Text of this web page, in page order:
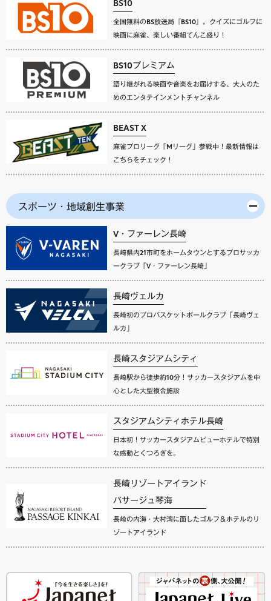
全国無料のBS放送局『BS10』。クイズにゴルフに
映画に麻雀、楽しい番組てんこ盛り！
BS10プレミアム
語り継がれる映画や音楽をお届けする、大人のた
めのエンタテインメントチャンネル
BEAST X
麻雀プロリーグ「Mリーグ」参戦中！最新情報は
こちらをチェック！
スポーツ・地域創生事業
V・ファーレン長崎
長崎県内21市町をホームタウンとするプロサッカ
ークラブ「V・ファーレン長崎」
長崎ヴェルカ
長崎初のプロバスケットボールクラブ「長崎ヴェ
ルカ」
長崎スタジアムシティ
長崎駅から徒歩約10分！サッカースタジアムを中
心とした大型複合施設
スタジアムシティホテル長崎
日本初！サッカースタジアムビューホテルで特別
な感動とくつろぎを。
長崎リゾートアイランド
パサージュ琴海
長崎の内海・大村湾に面したゴルフ＆ホテルのリ
ゾートアイランド